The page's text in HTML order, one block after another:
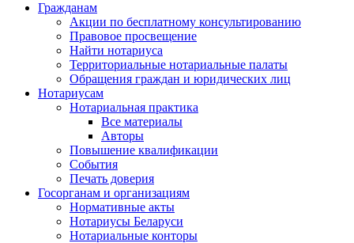
Гражданам
Акции по бесплатному консультированию
Правовое просвещение
Найти нотариуса
Территориальные нотариальные палаты
Обращения граждан и юридических лиц
Нотариусам
Нотариальная практика
Все материалы
Авторы
Повышение квалификации
События
Печать доверия
Госорганам и организациям
Нормативные акты
Нотариусы Беларуси
Нотариальные конторы